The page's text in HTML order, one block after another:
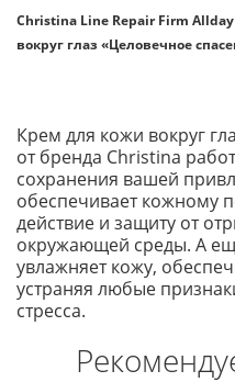
Christina Line Repair Firm
вокруг глаз «Целовечное
Крем для кожи вокруг
от бренда Christina
сохранения вашей
обеспечивает кожному
действие и защиту от
окружающей среды. А
увлажняет кожу,
устраняя любые
стресса.